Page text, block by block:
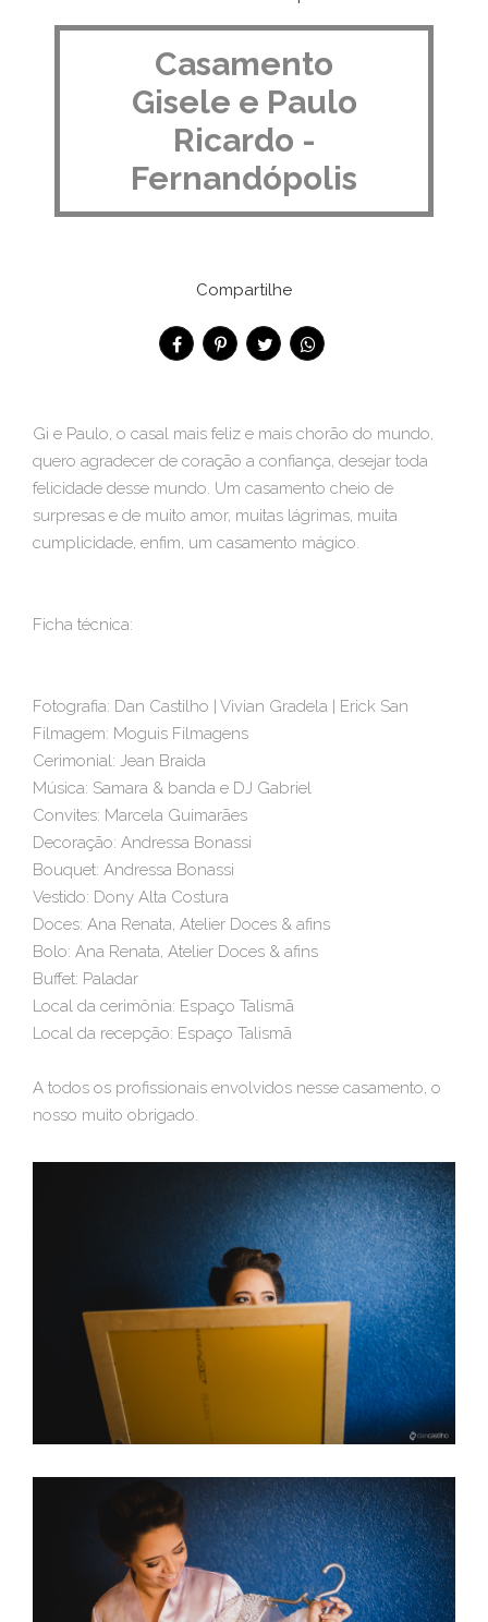
Casamento
Gisele e Paulo
Ricardo -
Fernandópolis
Compartilhe
Gi e Paulo, o casal mais feliz e mais chorão do mundo,
quero agradecer de coração a confiança, desejar toda
felicidade desse mundo. Um casamento cheio de
surpresas e de muito amor, muitas lágrimas, muita
cumplicidade, enfim, um casamento mágico.
Ficha técnica:
Fotografia: Dan Castilho | Vivian Gradela | Erick San
Filmagem: Moguis Filmagens
Cerimonial: Jean Braida
Música: Samara & banda e DJ Gabriel
Convites: Marcela Guimarães
Decoração: Andressa Bonassi
Bouquet: Andressa Bonassi
Vestido: Dony Alta Costura
Doces: Ana Renata, Atelier Doces & afins
Bolo: Ana Renata, Atelier Doces & afins
Buffet: Paladar
Local da cerimônia: Espaço Talismã
Local da recepção: Espaço Talismã
A todos os profissionais envolvidos nesse casamento, o
nosso muito obrigado.